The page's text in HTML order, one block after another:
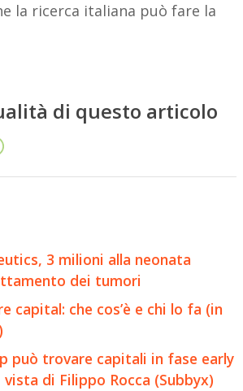
la ricerca italiana può fare la
di questo articolo
3 milioni alla neonata
dei tumori
capital: che cos’è e chi lo fa (in
può trovare capitali in fase early
di Filippo Rocca (Subbyx)